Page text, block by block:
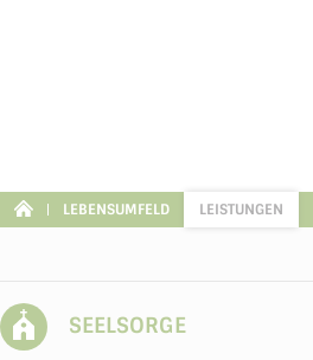
LEBENSUMFELD LEISTUNGEN
SEELSORGE